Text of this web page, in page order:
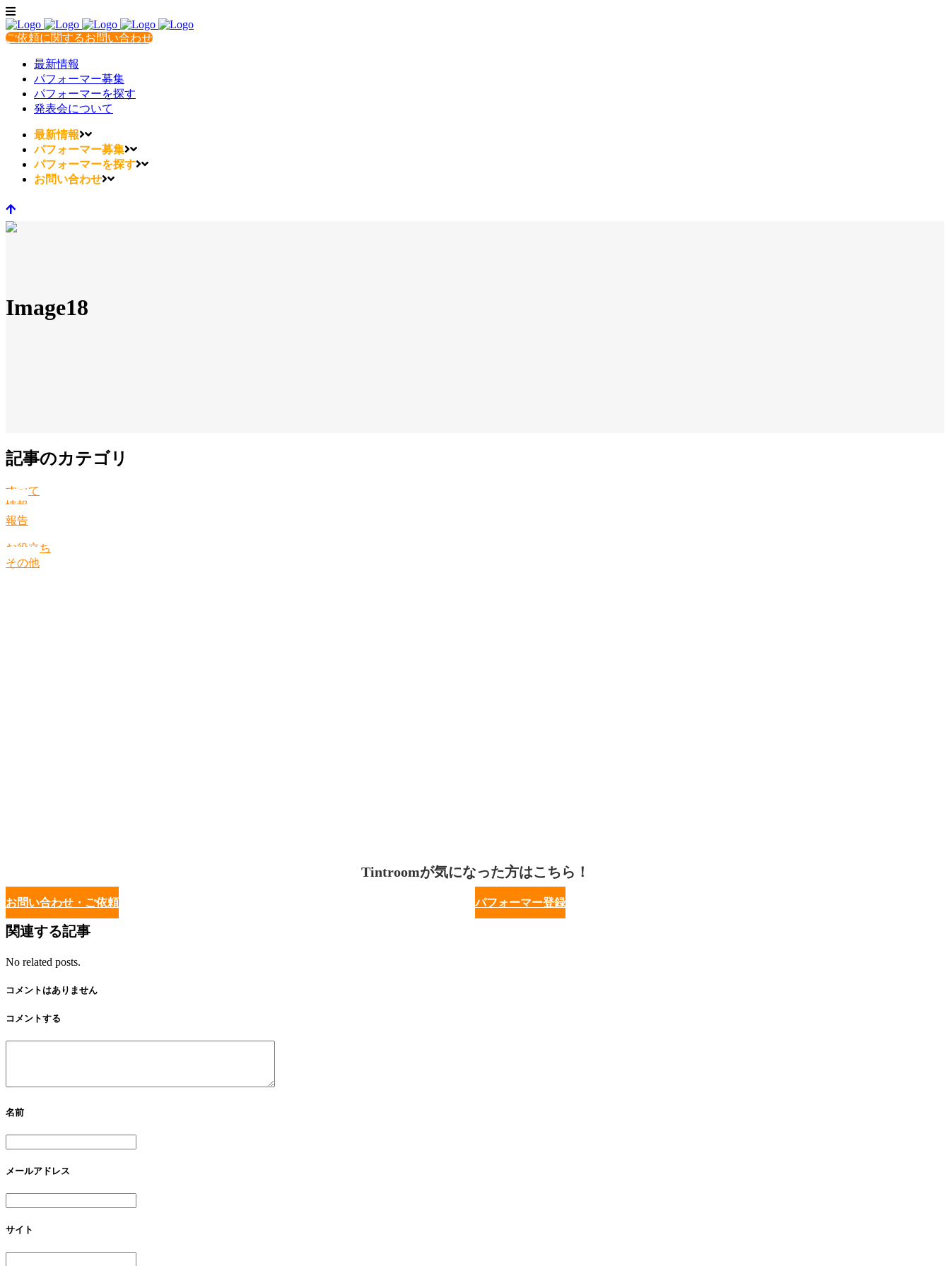
ご依頼に関するお問い合わせ
最新情報
パフォーマー募集
パフォーマーを探す
発表会について
最新情報
パフォーマー募集
パフォーマーを探す
お問い合わせ
Image18
記事のカテゴリ
すべて
情報
報告
お役立ち
その他
Tintroomが気になった方はこちら！
お問い合わせ・ご依頼 パフォーマー登録
関連する記事
No related posts.
コメントはありません
コメントする
名前
メールアドレス
サイト